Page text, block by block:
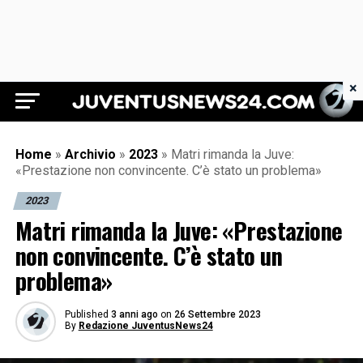
Juventus News 24
Home » Archivio » 2023 » Matri rimanda la Juve:
«Prestazione non convincente. C’è stato un problema»
2023
Matri rimanda la Juve: «Prestazione
non convincente. C’è stato un
problema»
Published 3 anni ago on 26 Settembre 2023
By Redazione JuventusNews24
×